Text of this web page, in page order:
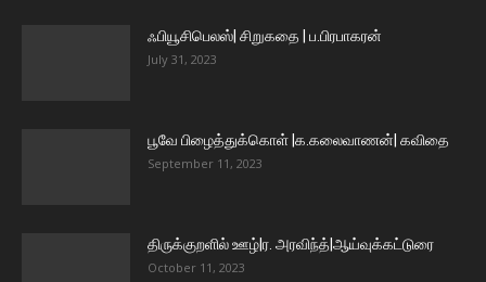
ஃபியூசிபெலஸ்| சிறுகதை | ப.பிரபாகரன்
July 31, 2023
பூவே பிழைத்துக்கொள் |க.கலைவாணன்| கவிதை
September 11, 2023
திருக்குறளில் ஊழ்|ர. அரவிந்த்|ஆய்வுக்கட்டுரை
October 11, 2023